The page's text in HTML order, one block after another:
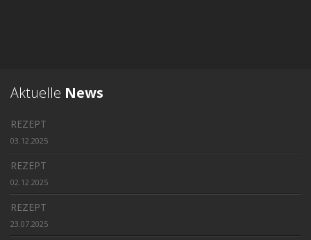
Aktuelle News
REZEPT
03.12.2025
REZEPT
02.12.2025
REZEPT
23.07.2025